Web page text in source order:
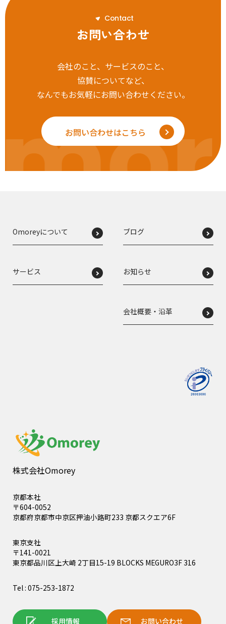
Contact
お問い合わせ
会社のこと、サービスのこと、
協賛についてなど、
なんでもお気軽にお問い合わせください。
お問い合わせはこちら
株式会社Omorey
京都本社
〒604-0052
京都府京都市中京区押油小路町233 京都スクエア6F
東京支社
〒141-0021
東京都品川区上大崎 2丁目15-19 BLOCKS MEGURO3F 316
Tel : 075-253-1872
採用情報 お問い合わせ
Omoreyについて
サービス
ブログ
お知らせ
会社概要・沿革